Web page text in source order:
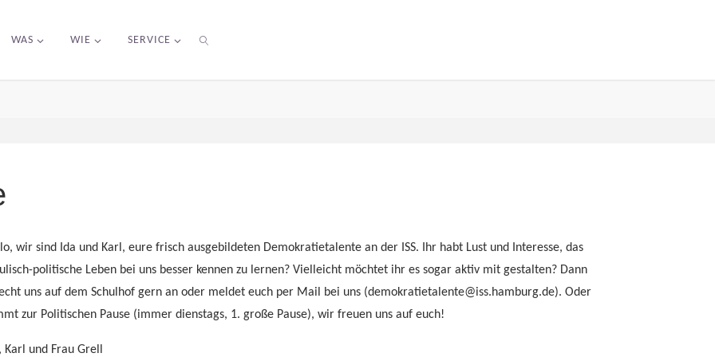
WAS WIE SERVICE
wir sind Ida und Karl, eure frisch ausgebildeten Demokratietalente an der ISS. Ihr habt Lust und Interesse, das
politische Leben bei uns besser kennen zu lernen? Vielleicht möchtet ihr es sogar aktiv mit gestalten? Dann
uns auf dem Schulhof gern an oder meldet euch per Mail bei uns (demokratietalente@iss.hamburg.de). Oder
zur Politischen Pause (immer dienstags, 1. große Pause), wir freuen uns auf euch!
Karl und Frau Grell